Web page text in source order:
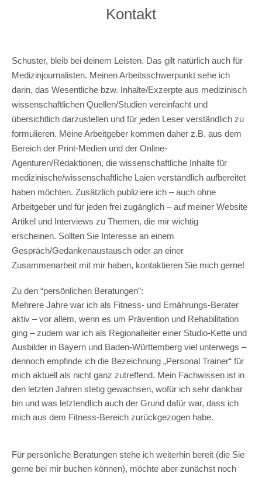
Kontakt
Schuster, bleib bei deinem Leisten. Das gilt natürlich auch für
Medizinjournalisten. Meinen Arbeitsschwerpunkt sehe ich
darin, das Wesentliche bzw. Inhalte/Exzerpte aus medizinisch
wissenschaftlichen Quellen/Studien vereinfacht und
übersichtlich darzustellen und für jeden Leser verständlich zu
formulieren. Meine Arbeitgeber kommen daher z.B. aus dem
Bereich der Print-Medien und der Online-
Agenturen/Redaktionen, die wissenschaftliche Inhalte für
medizinische/wissenschaftliche Laien verständlich aufbereitet
haben möchten. Zusätzlich publiziere ich – auch ohne
Arbeitgeber und für jeden frei zugänglich – auf meiner Website
Artikel und Interviews zu Themen, die mir wichtig
erscheinen. Sollten Sie Interesse an einem
Gespräch/Gedankenaustausch oder an einer
Zusammenarbeit mit mir haben, kontaktieren Sie mich gerne!
Zu den “persönlichen Beratungen”:
Mehrere Jahre war ich als Fitness- und Ernährungs-Berater
aktiv – vor allem, wenn es um Prävention und Rehabilitation
ging – zudem war ich als Regionalleiter einer Studio-Kette und
Ausbilder in Bayern und Baden-Württemberg viel unterwegs –
dennoch empfinde ich die Bezeichnung „Personal Trainer“ für
mich aktuell als nicht ganz zutreffend. Mein Fachwissen ist in
den letzten Jahren stetig gewachsen, wofür ich sehr dankbar
bin und was letztendlich auch der Grund dafür war, dass ich
mich aus dem Fitness-Bereich zurückgezogen habe.
Für persönliche Beratungen stehe ich weiterhin bereit (die Sie
gerne bei mir buchen können), möchte aber zunächst noch